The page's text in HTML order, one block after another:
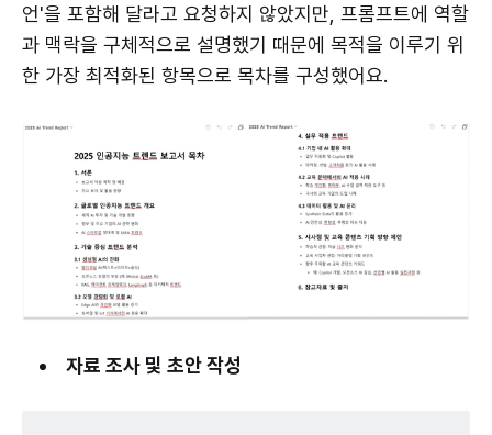
언'을 포함해 달라고 요청하지 않았지만, 프롬프트에 역할
과 맥락을 구체적으로 설명했기 때문에 목적을 이루기 위
한 가장 최적화된 항목으로 목차를 구성했어요.
자료 조사 및 초안 작성